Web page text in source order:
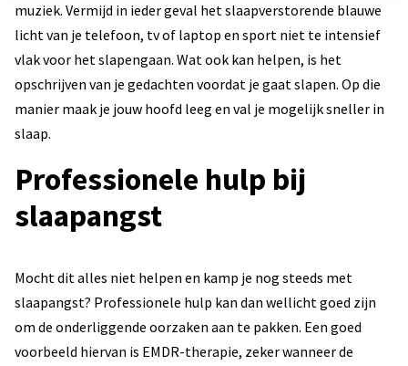
muziek. Vermijd in ieder geval het slaapverstorende blauwe
licht van je telefoon, tv of laptop en sport niet te intensief
vlak voor het slapengaan. Wat ook kan helpen, is het
opschrijven van je gedachten voordat je gaat slapen. Op die
manier maak je jouw hoofd leeg en val je mogelijk sneller in
slaap.
Professionele hulp bij
slaapangst
Mocht dit alles niet helpen en kamp je nog steeds met
slaapangst? Professionele hulp kan dan wellicht goed zijn
om de onderliggende oorzaken aan te pakken. Een goed
voorbeeld hiervan is EMDR-therapie, zeker wanneer de